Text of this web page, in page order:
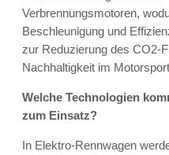
Verbrennungsmotoren,
Beschleunigung und
zur Reduzierung des CO2-
Nachhaltigkeit im
Welche Technologien
zum Einsatz?
In Elektro-Rennwagen